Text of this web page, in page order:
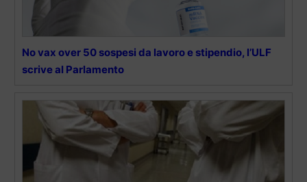
No vax over 50 sospesi da lavoro e stipendio, l’ULF
scrive al Parlamento